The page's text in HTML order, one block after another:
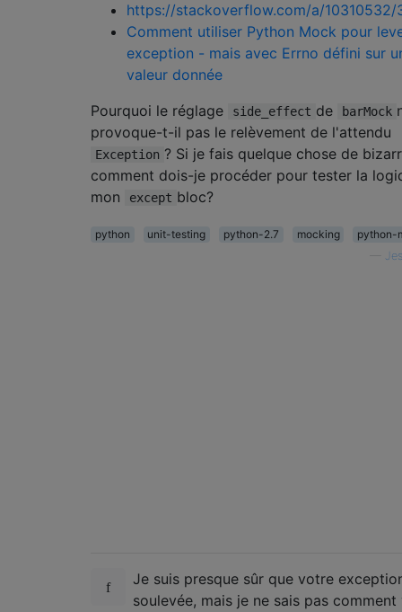
https://stackoverflow.com/a/10310532/
Comment utiliser Python Mock pour
exception - mais avec Errno défini sur
valeur donnée
Pourquoi le réglage
side_effect de barMock
provoque-t-il pas le relèvement de l'attendu
Exception ? Si je fais quelque chose de
comment dois-je procéder pour tester la
mon
except bloc?
python unit-testing python-2.7 mocking
python-
Je suis presque sûr que votre
soulevée, mais je ne sais pas comment